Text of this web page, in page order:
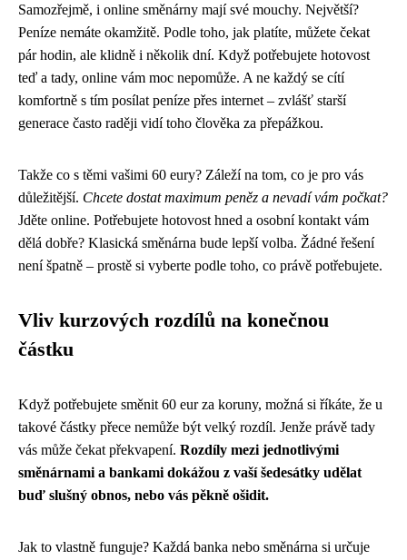
Samozřejmě, i online směnárny mají své mouchy. Největší?
Peníze nemáte okamžitě. Podle toho, jak platíte, můžete čekat
pár hodin, ale klidně i několik dní. Když potřebujete hotovost
teď a tady, online vám moc nepomůže. A ne každý se cítí
komfortně s tím posílat peníze přes internet – zvlášť starší
generace často raději vidí toho člověka za přepážkou.
Takže co s těmi vašimi 60 eury? Záleží na tom, co je pro vás
důležitější. Chcete dostat maximum peněz a nevadí vám počkat?
Jděte online. Potřebujete hotovost hned a osobní kontakt vám
dělá dobře? Klasická směnárna bude lepší volba. Žádné řešení
není špatně – prostě si vyberte podle toho, co právě potřebujete.
Vliv kurzových rozdílů na konečnou
částku
Když potřebujete směnit 60 eur za koruny, možná si říkáte, že u
takové částky přece nemůže být velký rozdíl. Jenže právě tady
vás může čekat překvapení. Rozdíly mezi jednotlivými
směnárnami a bankami dokážou z vaší šedesátky udělat
buď slušný obnos, nebo vás pěkně ošidit.
Jak to vlastně funguje? Každá banka nebo směnárna si určuje